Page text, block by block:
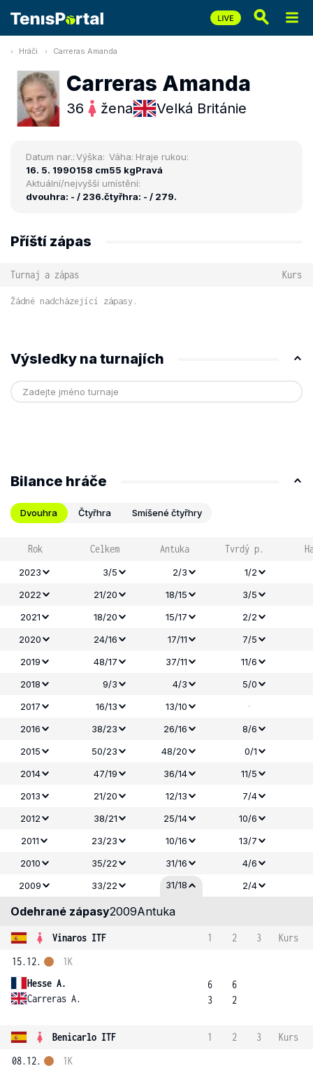
Hráči Carreras Amanda
Carreras Amanda
36 žena Velká Británie
Datum nar.:
16. 5. 1990
Výška:
158 cm
Váha:
55 kg
Hraje rukou:
Pravá
Aktuální/nejvyšší umístění:
dvouhra: - / 236.čtyřhra: - / 279.
Příští zápas
Turnaj a zápas Kurs
Žádné nadcházející zápasy.
Výsledky na turnajích
Bilance hráče
Dvouhra Čtyřhra Smíšené čtyřhry
Rok Celkem Antuka Tvrdý p.
2023 3/5 2/3
1/2
2022
21/20 18/15
3/5
2021
18/20 15/17
2/2
2020
24/16 17/11
7/5
2019
48/17 37/11
11/6
2018
9/3 4/3
5/0
2017
16/13 13/10 -
2016
38/23 26/16
8/6
2015
50/23 48/20
0/1
2014
47/19 36/14
11/5
2013
21/20 12/13
7/4
2012
38/21 25/14
10/6
2011
23/23 10/16
13/7
2010
35/22 31/16
4/6
2009
33/22 31/18 2/4
Odehrané zápasy2009Antuka
Vinaros ITF 1 2 3
Kurs
15.12.
Hesse A.
Carreras A.
1K
6
3
6
2
Benicarlo ITF 1 2 3
Kurs
08.12.
1K